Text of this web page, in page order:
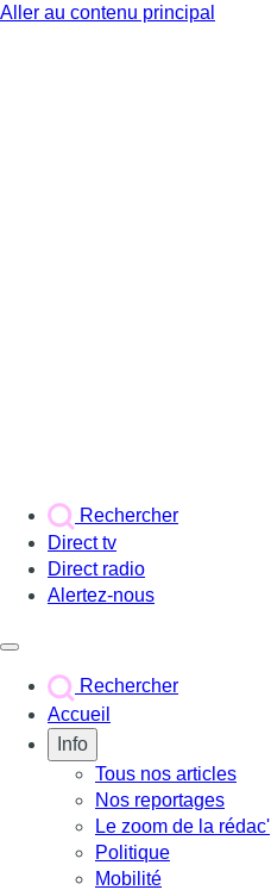
Aller au contenu principal
Rechercher
Direct tv
Direct radio
Alertez-nous
Rechercher
Accueil
Info
Tous nos articles
Nos reportages
Le zoom de la rédac'
Politique
Mobilité